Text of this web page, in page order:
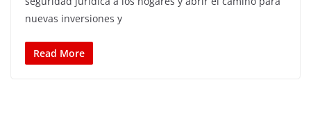
nuevas inversiones y
Read More